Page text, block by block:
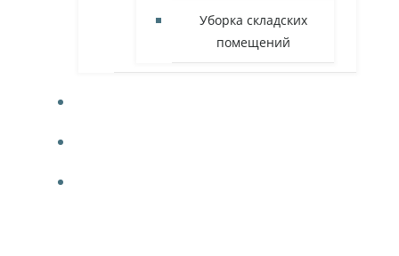
Уборка складских
помещений